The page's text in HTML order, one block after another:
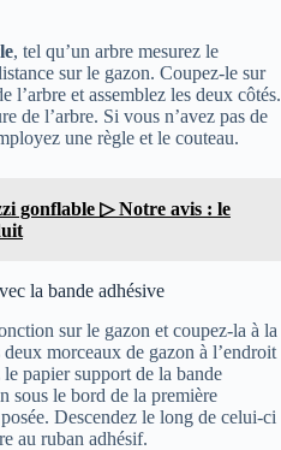
, tel qu’un arbre mesurez le
sur le gazon. Coupez-le sur
l’arbre et assemblez les deux côtés.
de l’arbre. Si vous n’avez pas de
une règle et le couteau.
gonflable ▷ Notre avis : le
la bande adhésive
sur le gazon et coupez-la à la
morceaux de gazon à l’endroit
papier support de la bande
sous le bord de la première
Descendez le long de celui-ci
au ruban adhésif.